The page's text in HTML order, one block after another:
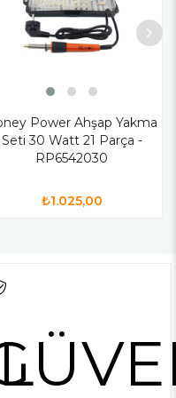
Power Ahşap Yakma
Seti 30 Watt 21 Parça -
RP6542030
₺1.025,00